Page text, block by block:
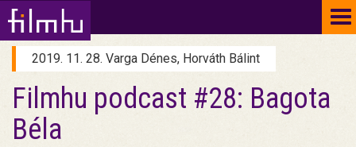
2019. 11. 28. Varga Dénes, Horváth Bálint
Filmhu podcast #28: Bagota
Béla